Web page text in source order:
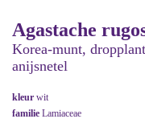
Agastache
Korea-munt,
anijsnetel
kleur wit
familie Lamiaceae